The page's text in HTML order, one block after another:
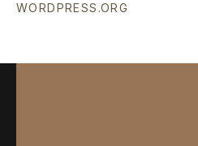
WORDPRESS.ORG